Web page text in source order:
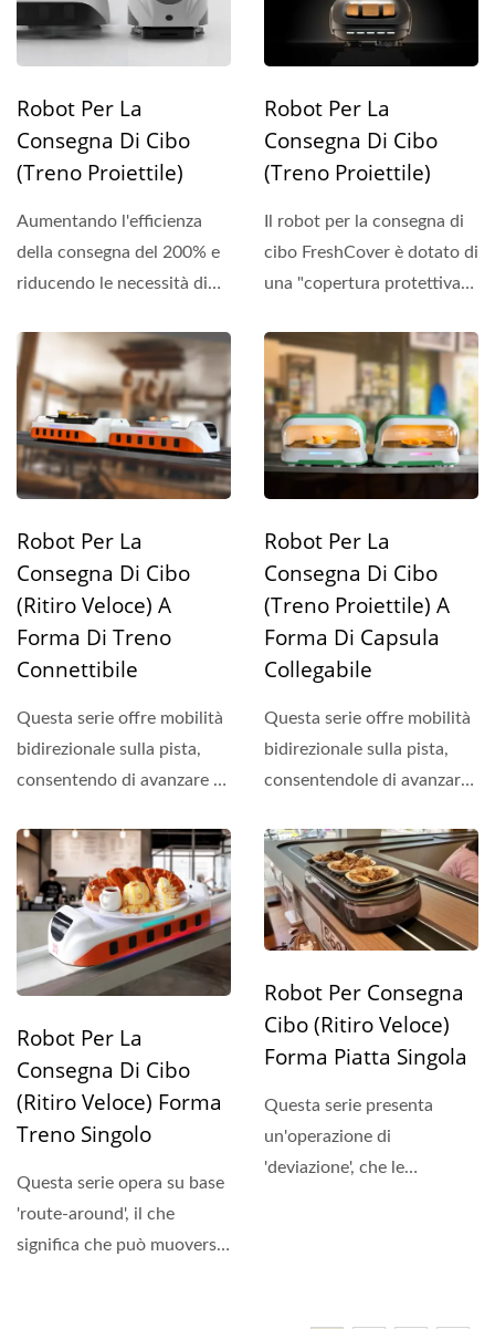
Robot Per La
Consegna Di Cibo
(Treno Proiettile)
Aumentando l'efficienza
della consegna del 200% e
riducendo le necessità di
Robot Per La
Consegna Di Cibo
(Treno Proiettile)
Il robot per la consegna di
cibo FreshCover è dotato di
una "copertura protettiva
Robot Per La
Consegna Di Cibo
(Ritiro Veloce) A
Forma Di Treno
Connettibile
Questa serie offre mobilità
bidirezionale sulla pista,
consentendo di avanzare e
Robot Per La
Consegna Di Cibo
(Treno Proiettile) A
Forma Di Capsula
Collegabile
Questa serie offre mobilità
bidirezionale sulla pista,
consentendole di avanzare
Robot Per La
Consegna Di Cibo
(Ritiro Veloce) Forma
Treno Singolo
Questa serie opera su base
'route-around', il che
significa che può muoversi
Robot Per Consegna
Cibo (Ritiro Veloce)
Forma Piatta Singola
Questa serie presenta
un'operazione di
'deviazione', che le